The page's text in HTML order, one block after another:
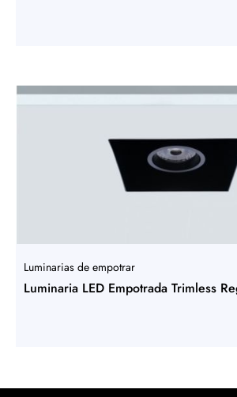
Luminarias de empotrar
Luminaria LED Empotrada Trimless